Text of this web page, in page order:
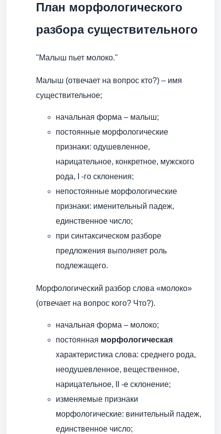
План морфологического
разбора существительного
"Малыш пьет молоко."
Малыш (отвечает на вопрос кто?) – имя
существительное;
начальная форма – малыш;
постоянные морфологические
признаки: одушевленное,
нарицательное, конкретное, мужского
рода, I -го склонения;
непостоянные морфологические
признаки: именительный падеж,
единственное число;
при синтаксическом разборе
предложения выполняет роль
подлежащего.
Морфологический разбор слова «молоко»
(отвечает на вопрос кого? Что?).
начальная форма – молоко;
постоянная морфологическая
характеристика слова: среднего рода,
неодушевленное, вещественное,
нарицательное, II -е склонение;
изменяемые признаки
морфологические: винительный падеж,
единственное число;